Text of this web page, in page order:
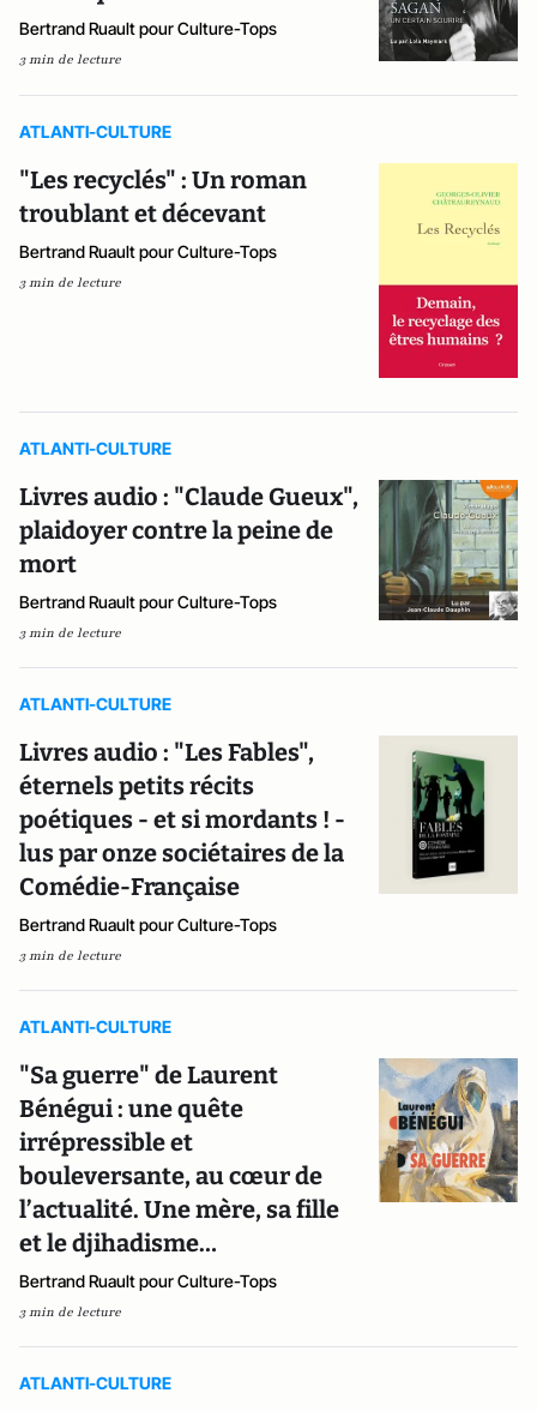
Bertrand Ruault pour Culture-Tops
3 min de lecture
ATLANTI-CULTURE
"Les recyclés" : Un roman
troublant et décevant
Bertrand Ruault pour Culture-Tops
3 min de lecture
ATLANTI-CULTURE
Livres audio : "Claude Gueux",
plaidoyer contre la peine de
mort
Bertrand Ruault pour Culture-Tops
3 min de lecture
ATLANTI-CULTURE
Livres audio : "Les Fables",
éternels petits récits
poétiques - et si mordants ! -
lus par onze sociétaires de la
Comédie-Française
Bertrand Ruault pour Culture-Tops
3 min de lecture
ATLANTI-CULTURE
"Sa guerre" de Laurent
Bénégui : une quête
irrépressible et
bouleversante, au cœur de
l’actualité. Une mère, sa fille
et le djihadisme…
Bertrand Ruault pour Culture-Tops
3 min de lecture
ATLANTI-CULTURE